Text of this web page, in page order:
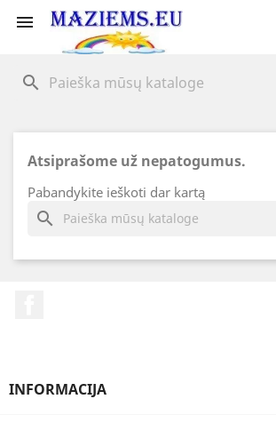

search
Atsiprašome už nepatogumus.
Pabandykite ieškoti dar kartą
search
INFORMACIJA